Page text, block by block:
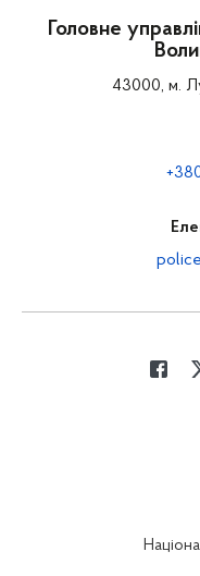
Головне
43000, м.